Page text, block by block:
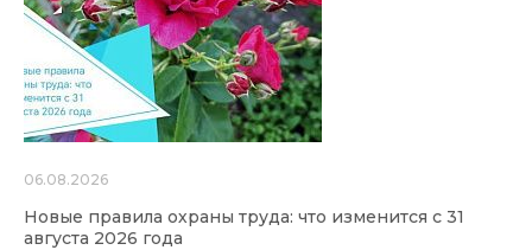
06.08.2026
Новые правила охраны труда: что изменится с 31
августа 2026 года